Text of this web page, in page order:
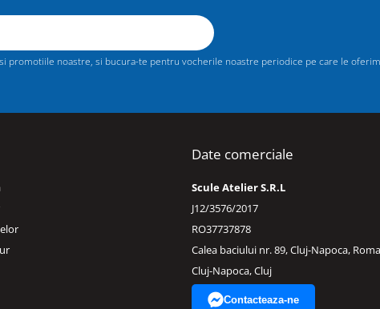
noastre, si bucura-te pentru vocherile noastre periodice pe care le
Date comerciale
Scule Atelier S.R.L
J12/3576/2017
RO37737878
Calea baciului nr. 89, Cluj-Napoca,
Cluj-Napoca, Cluj
Contacteaza-ne